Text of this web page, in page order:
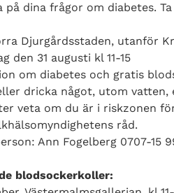
på dina frågor om diabetes.
Djurgårdsstaden, utanför
den 31 augusti kl 11-15
om diabetes och gratis
dricka något, utom
veta om du är i riskzonen
råd.
Ann Fogelberg 0707-15
blodsockerkoller: